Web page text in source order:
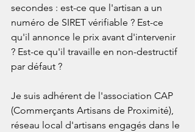
secondes : est-ce que l'artisan a un
numéro de SIRET vérifiable ? Est-ce
qu'il annonce le prix avant d'intervenir
? Est-ce qu'il travaille en non-destructif
par défaut ?
Je suis adhérent de l'association CAP
(Commerçants Artisans de Proximité),
réseau local d'artisans engagés dans le